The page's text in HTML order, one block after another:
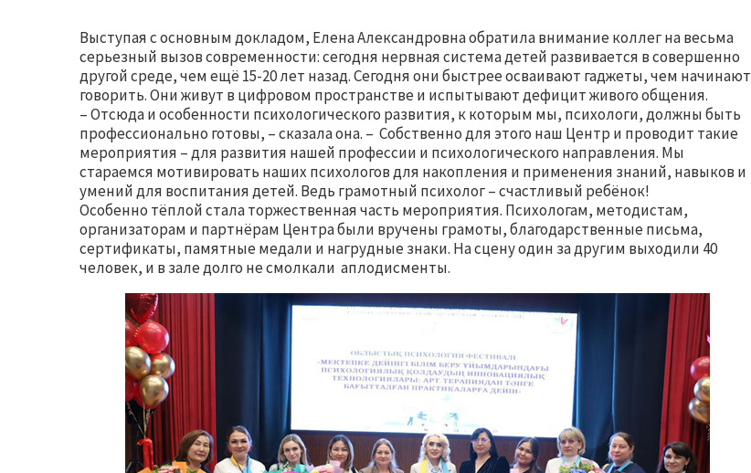
Выступая с основным докладом, Елена Александровна обратила внимание коллег на весьма
серьезный вызов современности: сегодня нервная система детей развивается в совершенно
другой среде, чем ещё 15-20 лет назад. Сегодня они быстрее осваивают гаджеты, чем начинают
говорить. Они живут в цифровом пространстве и испытывают дефицит живого общения.
– Отсюда и особенности психологического развития, к которым мы, психологи, должны быть
профессионально готовы, – сказала она. – Собственно для этого наш Центр и проводит такие
мероприятия – для развития нашей профессии и психологического направления. Мы
стараемся мотивировать наших психологов для накопления и применения знаний, навыков и
умений для воспитания детей. Ведь грамотный психолог – счастливый ребёнок!
Особенно тёплой стала торжественная часть мероприятия. Психологам, методистам,
организаторам и партнёрам Центра были вручены грамоты, благодарственные письма,
сертификаты, памятные медали и нагрудные знаки. На сцену один за другим выходили 40
человек, и в зале долго не смолкали аплодисменты.